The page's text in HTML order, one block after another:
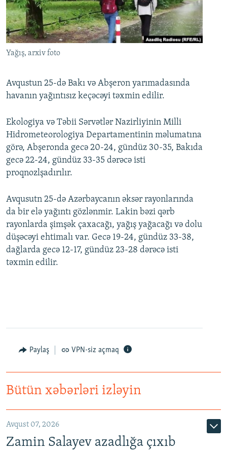
İNFOQRAFIKA
KARIKATURA
AZƏRBAYCAN ƏDƏBIYYATI KITABXANASI
İSLAM VƏ DEMOKRATIYA
MISSIYAMIZ
PEŞƏ ETIKASI VƏ JURNALISTIKA STANDARTLARIMIZ
BIZIMLƏ ƏLAQƏ
XƏBƏR BÜLLETENLƏRIMIZ
BIZI IZLƏ
Yağış, arxiv foto
Avqustun 25-də Bakı və Abşeron yarımadasında
havanın yağıntısız keçəcəyi təxmin edilir.
Ekologiya və Təbii Sərvətlər Nazirliyinin Milli
Hidrometeorologiya Departamentinin məlumatına
görə, Abşeronda gecə 20-24, gündüz 30-35, Bakıda
gecə 22-24, gündüz 33-35 dərəcə isti
proqnozlşadırılır.
Avqusutn 25-də Azərbaycanın əksər rayonlarında
da bir elə yağıntı gözlənmir. Lakin bəzi qərb
rayonlarda şimşək çaxacağı, yağış yağacağı və dolu
düşəcəyi ehtimalı var. Gecə 19-24, gündüz 33-38,
dağlarda gecə 12-17, gündüz 23-28 dərəcə isti
təxmin edilir.
Paylaş VPN-siz açmaq
Bütün xəbərləri izləyin
Avqust 07, 2026
Zamin Salayev azadlığa çıxıb